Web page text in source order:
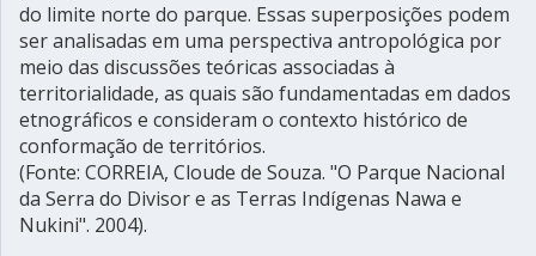
do limite norte do parque. Essas superposições podem
ser analisadas em uma perspectiva antropológica por
meio das discussões teóricas associadas à
territorialidade, as quais são fundamentadas em dados
etnográficos e consideram o contexto histórico de
conformação de territórios.
(Fonte: CORREIA, Cloude de Souza. "O Parque Nacional
da Serra do Divisor e as Terras Indígenas Nawa e
Nukini". 2004).